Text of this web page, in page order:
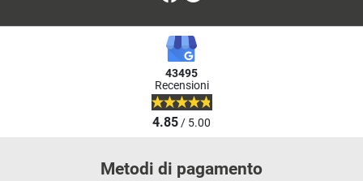
43495
Recensioni
4.85/ 5.00
Metodi di pagamento